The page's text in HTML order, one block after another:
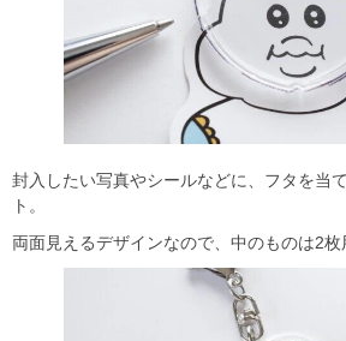
封入したい写真やシールなどに、フタを当
ト。
両面見えるデザインなので、中のものは2枚